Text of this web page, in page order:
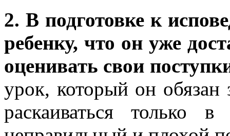
2. В подготовке к
ребенку, что он уже
оценивать свои
урок, который он
раскаиваться только